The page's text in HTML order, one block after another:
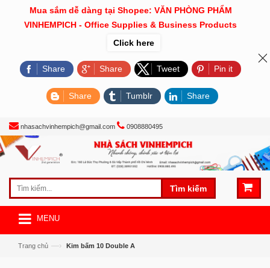
nhasachvinhempich@gmail.com 0908880495
Tìm kiếm
MENU
Trang chủ —› Kim bấm 10 Double A
Mua sắm dễ dàng tại Shopee: VĂN PHÒNG PHẨM
VINHEMPICH - Office Supplies & Business Products
Click here
Share Share Tweet Pin it
Share Tumblr Share